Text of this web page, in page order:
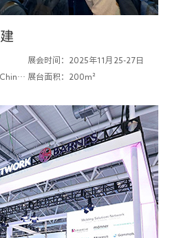
展会时间：2025年11月25-27日
展会名称：2025上海涂料展Chinacoat 展台面积：200m²